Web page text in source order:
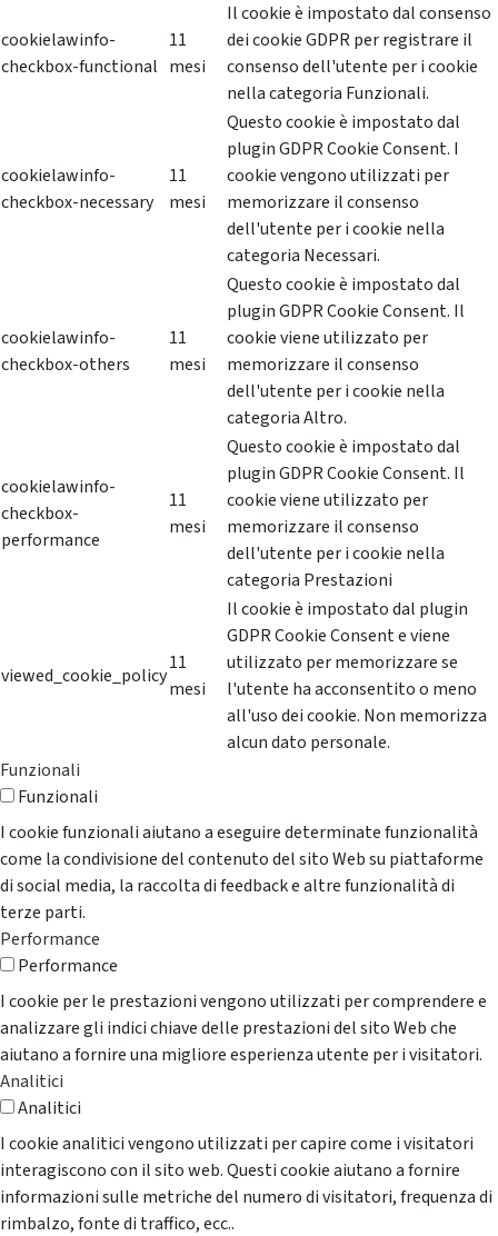
cookielawinfo-
checkbox-functional
11
mesi
Il cookie è impostato dal consenso
dei cookie GDPR per registrare il
consenso dell'utente per i cookie
nella categoria Funzionali.
cookielawinfo-
checkbox-necessary
11
mesi
Questo cookie è impostato dal
plugin GDPR Cookie Consent. I
cookie vengono utilizzati per
memorizzare il consenso
dell'utente per i cookie nella
categoria Necessari.
cookielawinfo-
checkbox-others
11
mesi
Questo cookie è impostato dal
plugin GDPR Cookie Consent. Il
cookie viene utilizzato per
memorizzare il consenso
dell'utente per i cookie nella
categoria Altro.
cookielawinfo-
checkbox-
performance
11
mesi
Questo cookie è impostato dal
plugin GDPR Cookie Consent. Il
cookie viene utilizzato per
memorizzare il consenso
dell'utente per i cookie nella
categoria Prestazioni
viewed_cookie_policy
11
mesi
Il cookie è impostato dal plugin
GDPR Cookie Consent e viene
utilizzato per memorizzare se
l'utente ha acconsentito o meno
all'uso dei cookie. Non memorizza
alcun dato personale.
Funzionali
Funzionali
I cookie funzionali aiutano a eseguire determinate funzionalità
come la condivisione del contenuto del sito Web su piattaforme
di social media, la raccolta di feedback e altre funzionalità di
terze parti.
Performance
Performance
I cookie per le prestazioni vengono utilizzati per comprendere e
analizzare gli indici chiave delle prestazioni del sito Web che
aiutano a fornire una migliore esperienza utente per i visitatori.
Analitici
Analitici
I cookie analitici vengono utilizzati per capire come i visitatori
interagiscono con il sito web. Questi cookie aiutano a fornire
informazioni sulle metriche del numero di visitatori, frequenza di
rimbalzo, fonte di traffico, ecc..